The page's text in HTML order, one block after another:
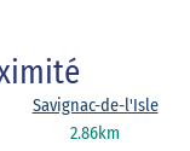
2.86km
Savignac-de-l'Isle